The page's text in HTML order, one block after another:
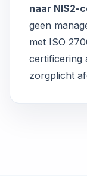
naar NIS2-
geen
met ISO
certificering
zorgplicht